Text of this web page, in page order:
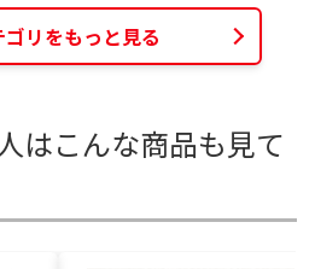
ゴリをもっと見る
はこんな商品も見て